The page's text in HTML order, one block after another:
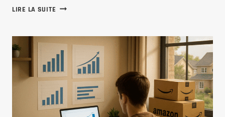
LIRE LA SUITE TAGADAY
SOLUTION
COMPLÈTE
ACCESSIBLE
POUR
SURVEILLER
L’ACTUALITÉ